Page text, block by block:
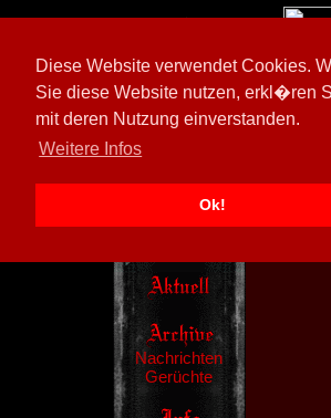
Diese Website verwendet Cookies.
Sie diese Website nutzen, erkl�ren
mit deren Nutzung einverstanden.
Weitere Infos
Ok!
[ 597026/M3]
Nachrichten
Gerüchte